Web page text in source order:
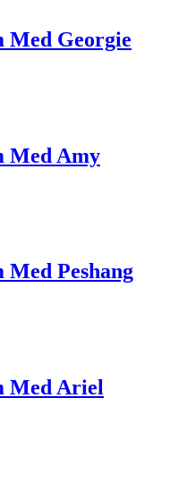
Georgie
Med Amy
Peshang
Med Ariel